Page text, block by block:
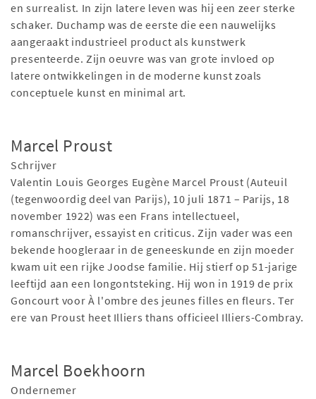
en surrealist. In zijn latere leven was hij een zeer sterke
schaker. Duchamp was de eerste die een nauwelijks
aangeraakt industrieel product als kunstwerk
presenteerde. Zijn oeuvre was van grote invloed op
latere ontwikkelingen in de moderne kunst zoals
conceptuele kunst en minimal art.
Marcel Proust
Schrijver
Valentin Louis Georges Eugène Marcel Proust (Auteuil
(tegenwoordig deel van Parijs), 10 juli 1871 – Parijs, 18
november 1922) was een Frans intellectueel,
romanschrijver, essayist en criticus. Zijn vader was een
bekende hoogleraar in de geneeskunde en zijn moeder
kwam uit een rijke Joodse familie. Hij stierf op 51-jarige
leeftijd aan een longontsteking. Hij won in 1919 de prix
Goncourt voor À l'ombre des jeunes filles en fleurs. Ter
ere van Proust heet Illiers thans officieel Illiers-Combray.
Marcel Boekhoorn
Ondernemer